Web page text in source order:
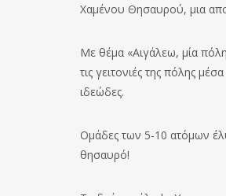
Χαμένου Θησαυρού, μια
Με θέμα «Αιγάλεω, μία
τις γειτονιές της πόλης
ιδεώδες.
Ομάδες των 5-10 ατόμων
θησαυρό!